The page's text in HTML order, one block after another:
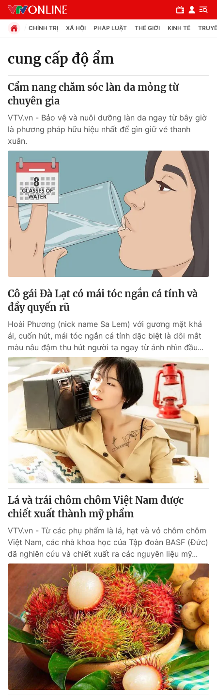
Chuyên mục
Chính trị
Xã hội
Pháp luật
Y tế
Thế giới
Tin tức
Thế giới đó đây
Câu chuyện quốc tế
Kinh tế
Tài chính
Thị trường
Góc doanh nghiệp
Dữ liệu và đời sống
Truyền hình
Phim VTV
Hậu trường
Nhân vật
Khán giả
Giải sao mai
Giải trí
Điện ảnh
Âm nhạc
Sao
Đời sống
Du lịch
Làm đẹp
Chất lượng cuộc sống
Giáo dục
Tuyển sinh
Học trực tuyến
Công nghệ
Hitech Công nghệ tương lai
Sản phẩm
Thị trường
Tư vấn
Giao lưu trực tuyến
Lịch phát sóng
Chuyên mục khác
Emagazine Podcast
Photo Infographic
Video Shorts video
VTV Money VTV Thể thao
VTV Sức khoẻ Bất động sản
Thị trường 24h Tấm lòng Việt
VTV4 Vươn mình bằng AI
CHÍNH TRỊ XÃ HỘI PHÁP LUẬT THẾ GIỚI KINH TẾ
cung cấp độ ẩm
Cẩm nang chăm sóc làn da mỏng từ
chuyên gia
VTV.vn - Bảo vệ và nuôi dưỡng làn da ngay từ bây giờ
là phương pháp hữu hiệu nhất để gìn giữ vẻ thanh
xuân.
Cô gái Đà Lạt có mái tóc ngắn cá tính và
đầy quyến rũ
Hoài Phương (nick name Sa Lem) với gương mặt khả
ái, cuốn hút, mái tóc ngắn cá tính đặc biệt là đôi mắt
màu nâu đậm thu hút người ta ngay từ ánh nhìn đầu...
Lá và trái chôm chôm Việt Nam được
chiết xuất thành mỹ phẩm
VTV.vn - Từ các phụ phẩm là lá, hạt và vỏ chôm chôm
Việt Nam, các nhà khoa học của Tập đoàn BASF (Đức)
đã nghiên cứu và chiết xuất ra các nguyên liệu mỹ...